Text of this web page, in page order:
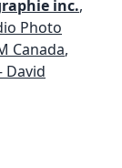
inc.,
Photo
Canada,
David